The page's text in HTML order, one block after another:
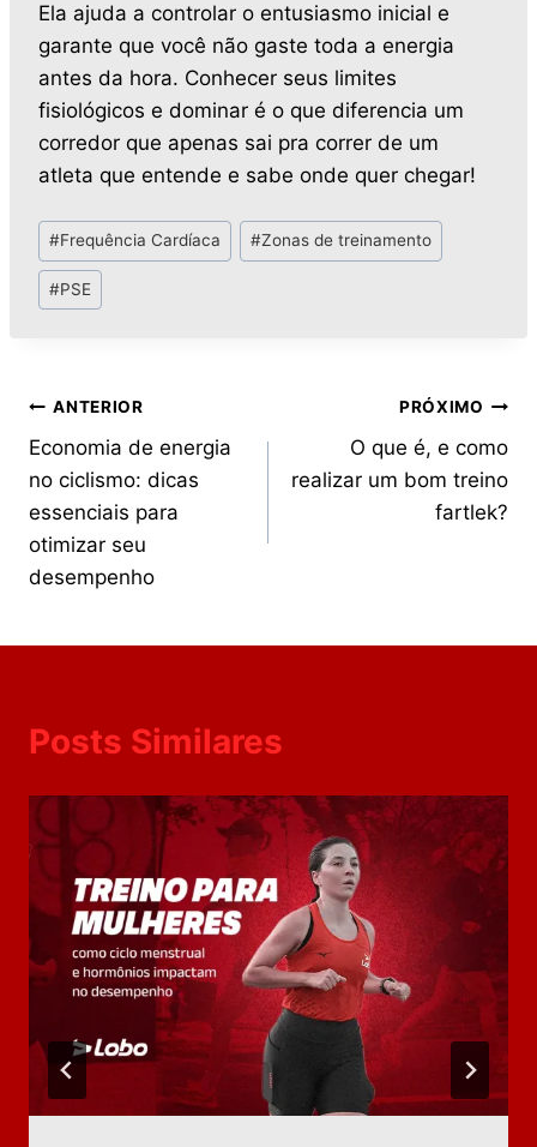
Ela ajuda a controlar o entusiasmo inicial e
garante que você não gaste toda a energia
antes da hora. Conhecer seus limites
fisiológicos e dominar é o que diferencia um
corredor que apenas sai pra correr de um
atleta que entende e sabe onde quer chegar!
#Frequência Cardíaca #Zonas de treinamento
#PSE
ANTERIOR
Economia de energia
no ciclismo: dicas
essenciais para
otimizar seu
desempenho
PRÓXIMO
O que é, e como
realizar um bom treino
fartlek?
Posts Similares